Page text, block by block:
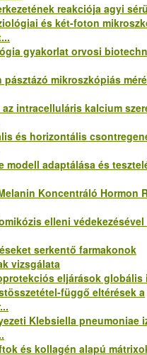
reakciója agyi
és két-foton
gyakorlat orvosi
mikroszkópiás
intracelluláris kalcium
és horizontális
modell adaptálása és
Koncentráló Hormon
elleni
serkentő farmakonok
vizsgálata
eljárások globális
függő eltérések a
Klebsiella pneumoniae
és kollagén alapú